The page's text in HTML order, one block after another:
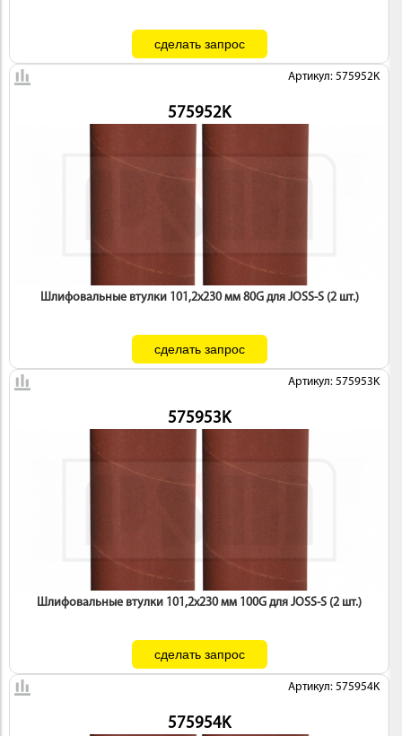
Артикул: 575952K
575952K
Шлифовальные втулки 101,2х230 мм 80G для JOSS-S (2 шт.)
Артикул: 575953K
575953K
Шлифовальные втулки 101,2х230 мм 100G для JOSS-S (2 шт.)
Артикул: 575954K
575954K